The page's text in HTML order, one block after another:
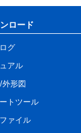
ロード
グ
アル
外形図
トツール
ァイル